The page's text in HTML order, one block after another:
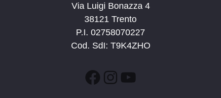
Via Luigi Bonazza 4
38121 Trento
P.I. 02758070227
Cod. SdI: T9K4ZHO
Facebook
Instagram
YouTube